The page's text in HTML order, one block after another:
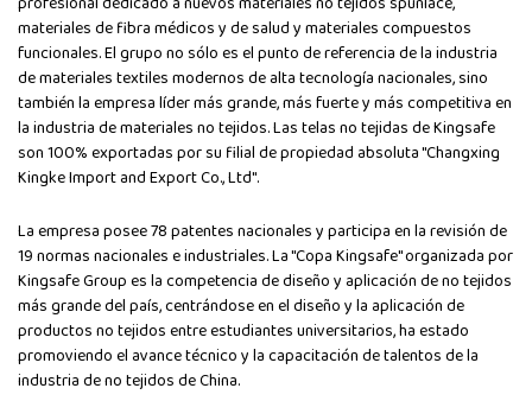
materiales de fibra médicos y de salud y materiales compuestos
funcionales. El grupo no sólo es el punto de referencia de la industria
de materiales textiles modernos de alta tecnología nacionales, sino
también la empresa líder más grande, más fuerte y más competitiva en
la industria de materiales no tejidos. Las telas no tejidas de Kingsafe
son 100% exportadas por su filial de propiedad absoluta "Changxing
Kingke Import and Export Co., Ltd".
La empresa posee 78 patentes nacionales y participa en la revisión de
19 normas nacionales e industriales. La "Copa Kingsafe" organizada por
Kingsafe Group es la competencia de diseño y aplicación de no tejidos
más grande del país, centrándose en el diseño y la aplicación de
productos no tejidos entre estudiantes universitarios, ha estado
promoviendo el avance técnico y la capacitación de talentos de la
industria de no tejidos de China.